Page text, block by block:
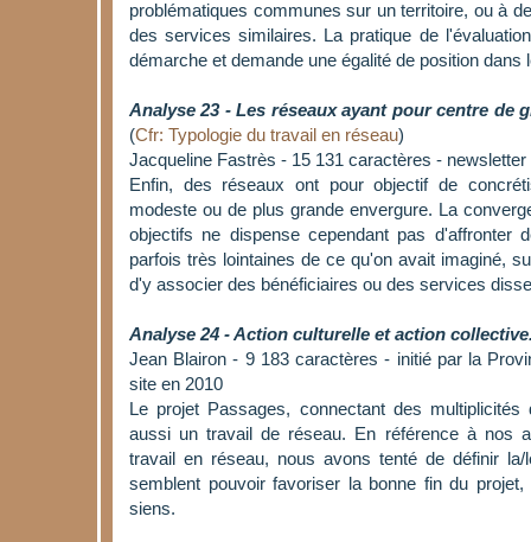
problématiques communes sur un territoire, ou à
des services similaires. La pratique de
démarche et demande une égalité de position dans
Analyse 23 - Les réseaux ayant pour centre de
(Cfr: Typologie du travail en réseau)
Jacqueline Fastrès - 15 131 caractères -
Enfin, des réseaux ont pour objectif de
modeste ou de plus grande envergure. La
objectifs ne dispense cependant pas d'affronter
parfois très lointaines de ce qu'on avait imaginé,
d'y associer des bénéficiaires ou des services
Analyse 24 - Action culturelle et action
Jean Blairon - 9 183 caractères - initié par la
site en 2010
Le projet Passages, connectant des
aussi un travail de réseau. En référence à nos
travail en réseau, nous avons tenté de définir
semblent pouvoir favoriser la bonne fin du
siens.